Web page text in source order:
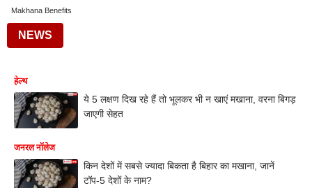
Makhana Benefits
NEWS
हेल्थ
ये 5 लक्षण दिख रहे हैं तो भूलकर भी न खाएं मखाना, वरना बिगड़
जाएगी सेहत
जनरल नॉलेज
किन देशों में सबसे ज्यादा बिकता है बिहार का मखाना, जानें
टॉप-5 देशों के नाम?